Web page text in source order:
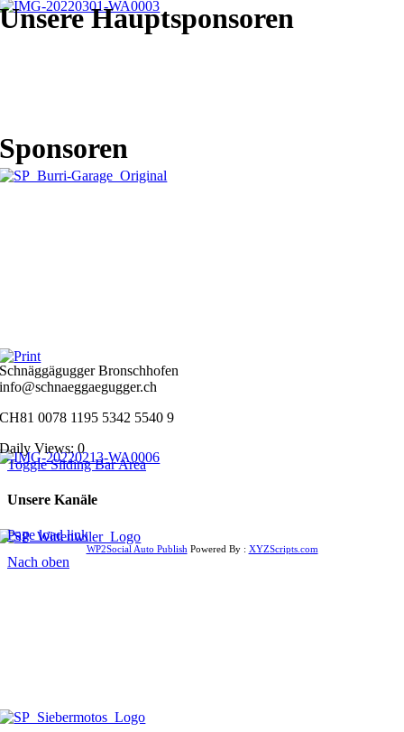
Unsere Hauptsponsoren
Sponsoren
Schnäggägugger Bronschhofen
info@schnaeggaegugger.ch
CH81 0078 1195 5342 5540 9
Daily Views: 0
Toggle Sliding Bar Area
Unsere Kanäle
Page load link
WP2Social Auto Publish Powered By : XYZScripts.com
Nach oben